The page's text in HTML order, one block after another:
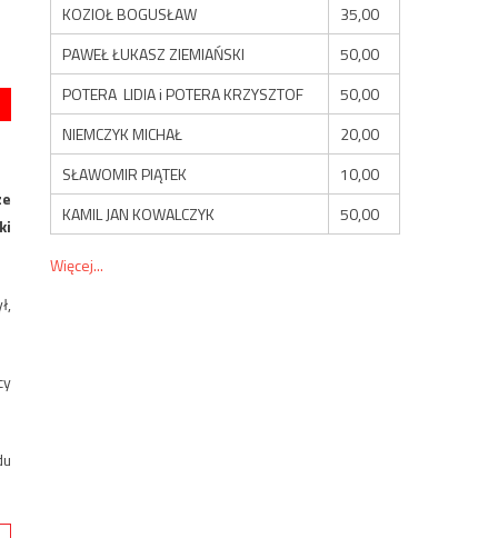
KOZIOŁ BOGUSŁAW
35,00
PAWEŁ ŁUKASZ ZIEMIAŃSKI
50,00
POTERA LIDIA i POTERA KRZYSZTOF
50,00
NIEMCZYK MICHAŁ
20,00
SŁAWOMIR PIĄTEK
10,00
KAMIL JAN KOWALCZYK
50,00
Więcej...